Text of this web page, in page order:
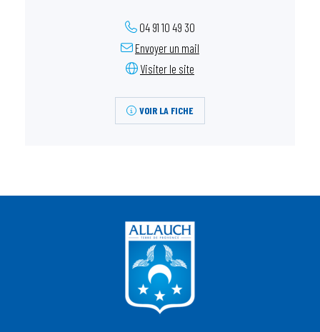
04 91 10 49 30
Envoyer un mail
Visiter le site
VOIR LA FICHE